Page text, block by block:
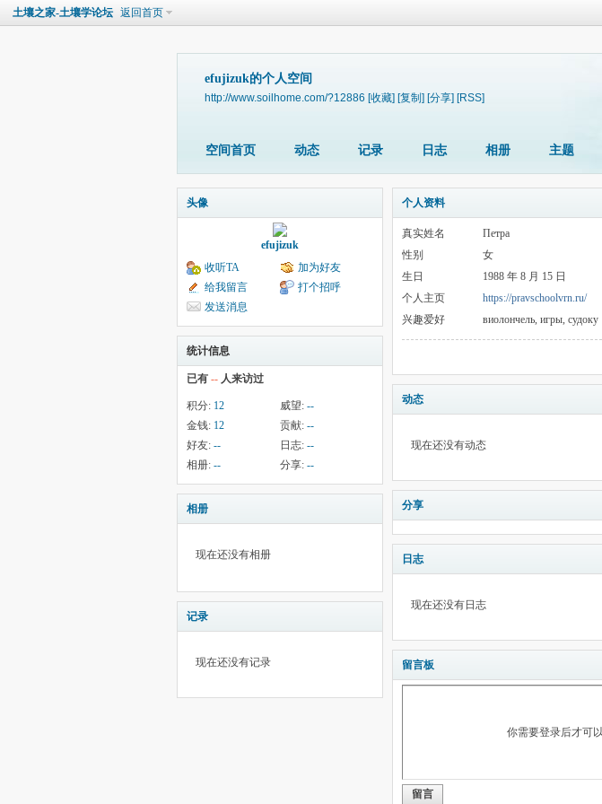
土壤之家-土壤学论坛 返回首页
efujizuk的个人空间
http://www.soilhome.com/?12886 [收藏] [复制] [分享] [RSS]
空间首页 动态 记录 日志 相册 主题
头像
efujizuk
收听TA
加为好友
给我留言
打个招呼
发送消息
统计信息
已有 -- 人来访过
积分: 12 威望: --
金钱: 12 贡献: --
好友: -- 日志: --
相册: -- 分享: --
相册
现在还没有相册
记录
现在还没有记录
个人资料
真实姓名
Петра
性别
女
生日
1988 年 8 月 15 日
个人主页
https://pravschoolvrn.ru/
兴趣爱好
виолончель, игры, судоку
动态
现在还没有动态
分享
日志
现在还没有日志
留言板
你需要登录后才可
留言